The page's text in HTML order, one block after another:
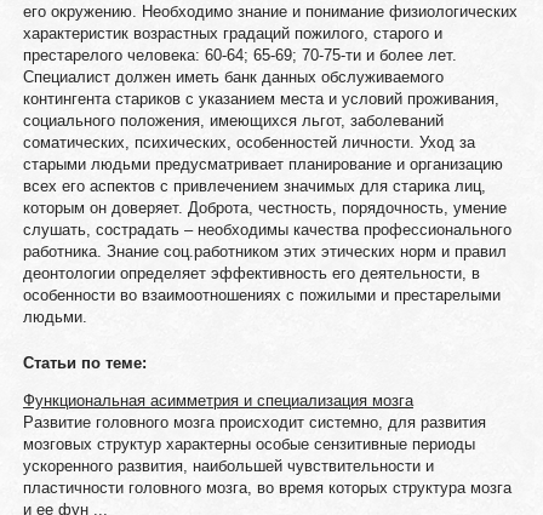
его окружению. Необходимо знание и понимание физиологических
характеристик возрастных градаций пожилого, старого и
престарелого человека: 60-64; 65-69; 70-75-ти и более лет.
Специалист должен иметь банк данных обслуживаемого
контингента стариков с указанием места и условий проживания,
социального положения, имеющихся льгот, заболеваний
соматических, психических, особенностей личности. Уход за
старыми людьми предусматривает планирование и организацию
всех его аспектов с привлечением значимых для старика лиц,
которым он доверяет. Доброта, честность, порядочность, умение
слушать, сострадать – необходимы качества профессионального
работника. Знание соц.работником этих этических норм и правил
деонтологии определяет эффективность его деятельности, в
особенности во взаимоотношениях с пожилыми и престарелыми
людьми.
Статьи по теме:
Функциональная асимметрия и специализация мозга
Развитие головного мозга происходит системно, для развития
мозговых структур характерны особые сензитивные периоды
ускоренного развития, наибольшей чувствительности и
пластичности головного мозга, во время которых структура мозга
и ее фун ...